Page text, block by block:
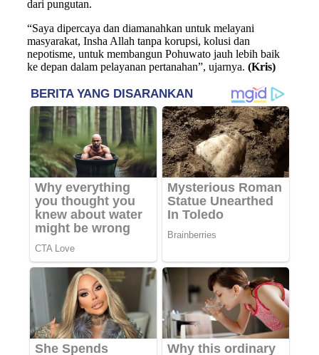
dari pungutan.
“Saya dipercaya dan diamanahkan untuk melayani
masyarakat, Insha Allah tanpa korupsi, kolusi dan
nepotisme, untuk membangun Pohuwato jauh lebih baik
ke depan dalam pelayanan pertanahan”, ujarnya. (Kris)